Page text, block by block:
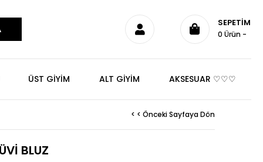
SEPETIM
0 Ürün
ÜST GİYİM ALT GİYİM AKSESUAR ♡♡♡
< < Önceki Sayfaya Dön
BLUZ